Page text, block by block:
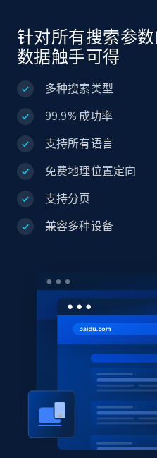
针对所有搜索参
数据触手可得
多种搜索类型
99.9% 成功率
支持所有语言
免费地理位置定向
支持分页
兼容多种设备